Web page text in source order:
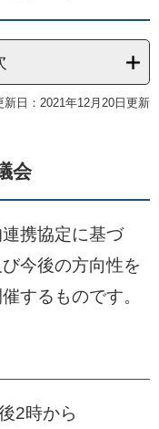
新日：2021年12月20日更新
会
携協定に基づ
今後の方向性を
するものです。
2時から